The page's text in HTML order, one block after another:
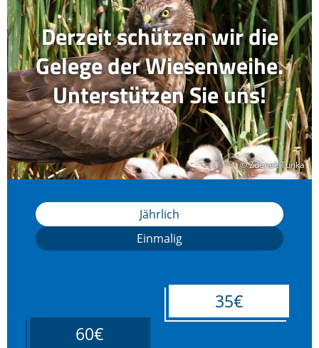
© Zdenek Tunka
© Zdenek Tunka
Derzeit schützen wir die
Gelege der Wiesenweihe.
Unterstützen Sie uns!
Jährlich
Einmalig
35€
60€